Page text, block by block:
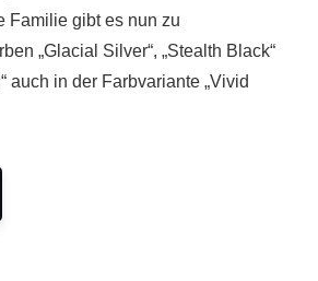
Familie gibt es nun zu
„Glacial Silver“, „Stealth Black“
auch in der Farbvariante „Vivid